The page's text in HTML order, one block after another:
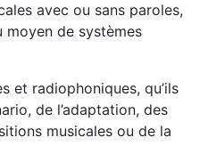
avec ou sans paroles,
moyen de systèmes
et radiophoniques, qu’ils
de l’adaptation, des
musicales ou de la